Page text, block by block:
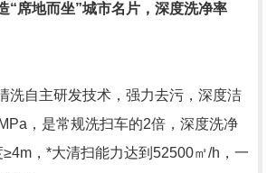
“席地而坐”城市名片，深度洗净率
自主研发技术，强力去污，深度洁
，是常规洗扫车的2倍，深度洗净
，*大清扫能力达到52500㎡/h，一